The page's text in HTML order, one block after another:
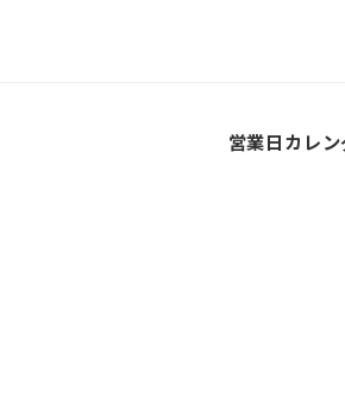
営業日カレン